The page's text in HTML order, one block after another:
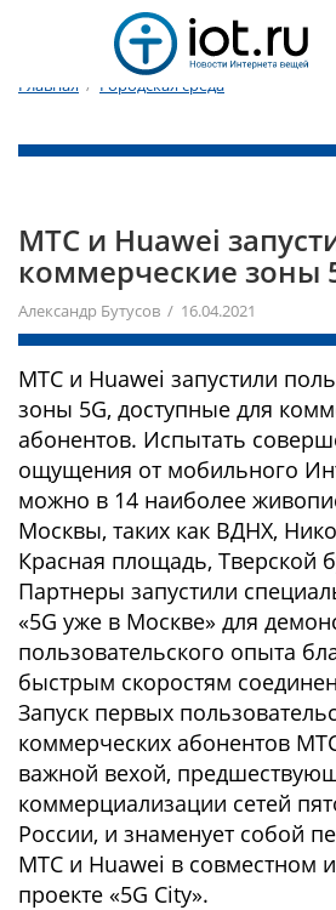
Главная / Городская среда
МТС и Huawei
коммерческие зоны
Александр Бутусов / 16.04.2021
МТС и Huawei запустили
зоны 5G, доступные для
абонентов. Испытать
ощущения от мобильного
можно в 14 наиболее
Москвы, таких как ВДНХ,
Красная площадь, Тверской
Партнеры запустили
«5G уже в Москве» для
пользовательского опыта
быстрым скоростям
Запуск первых
коммерческих абонентов
важной вехой,
коммерциализации сетей
России, и знаменует собой
МТС и Huawei в совместном
проекте «5G City».